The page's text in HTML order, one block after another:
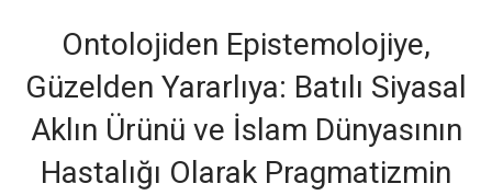
Ontolojiden Epistemolojiye,
Güzelden Yararlıya: Batılı Siyasal
Aklın Ürünü ve İslam Dünyasının
Hastalığı Olarak Pragmatizmin